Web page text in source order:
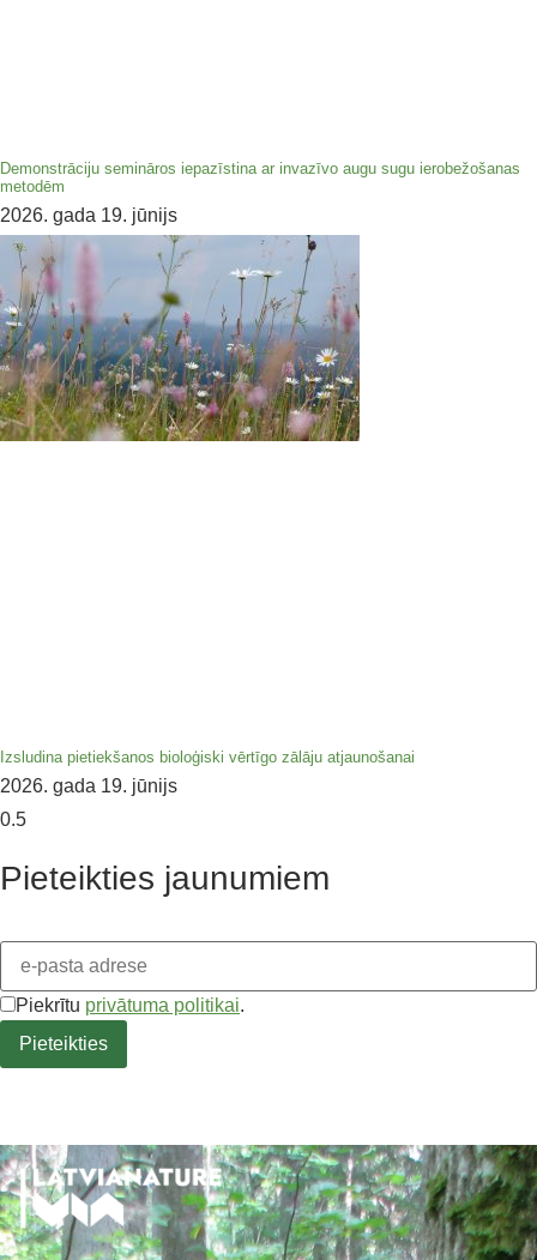
Demonstrāciju semināros iepazīstina ar invazīvo augu sugu ierobežošanas
metodēm
2026. gada 19. jūnijs
Izsludina pietiekšanos bioloģiski vērtīgo zālāju atjaunošanai
2026. gada 19. jūnijs
Pieteikties jaunumiem
Piekrītu privātuma politikai.